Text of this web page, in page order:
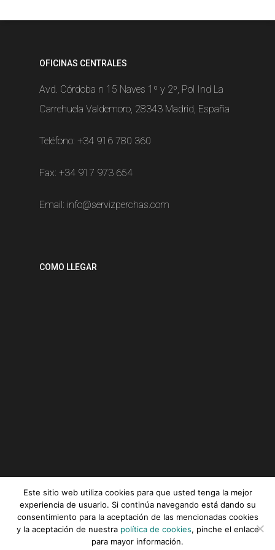
OFICINAS CENTRALES
Avd. Córdoba n 15 Naves 1º y 2º, Pol Ind La
Carrehuela Valdemoro, 28343 Madrid, España
Teléfono: +34 916 780 360
Fax: +34 917 973 654
Email: info@servizperchas.com
COMO LLEGAR
Serviz © All rights reserved |Aviso legal|Política de
privacidad| Política de cookies
Este sitio web utiliza cookies para que usted tenga la mejor
experiencia de usuario. Si continúa navegando está dando su
consentimiento para la aceptación de las mencionadas cookies
y la aceptación de nuestra política de cookies, pinche el enlace
para mayor información.